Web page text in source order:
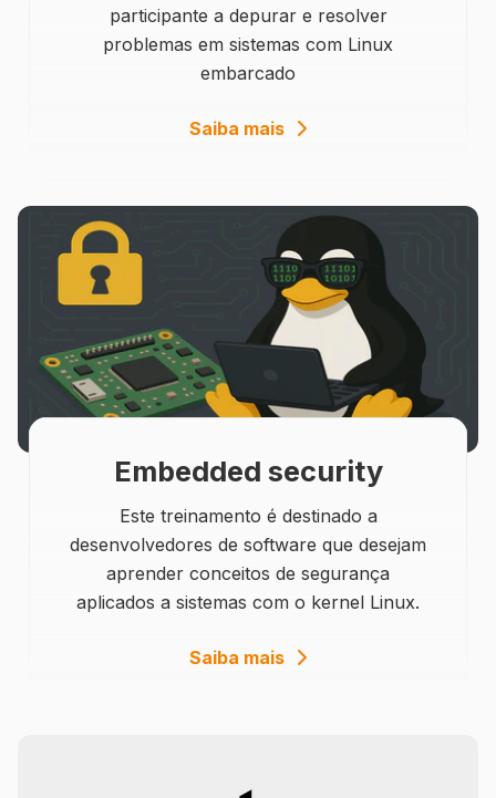
participante a depurar e resolver
problemas em sistemas com Linux
embarcado
Saiba mais details
Embedded security
Este treinamento é destinado a
desenvolvedores de software que desejam
aprender conceitos de segurança
aplicados a sistemas com o kernel Linux.
Saiba mais details